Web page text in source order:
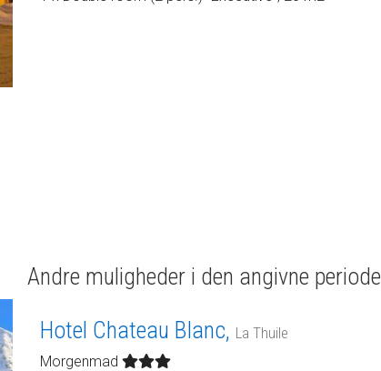
Andre muligheder i den angivne periode
Hotel Chateau Blanc, La Thuile
Morgenmad